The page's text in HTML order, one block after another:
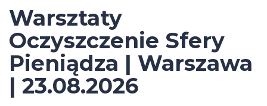
Warsztaty
Oczyszczenie Sfery
Pieniądza | Warszawa
| 23.08.2026